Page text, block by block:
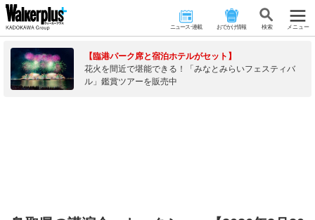
ニュース･連載 おでかけ情報 検 索 メニュー
【臨港パーク席と宿泊ホテルがセット】
花火を間近で堪能できる！「みなとみらいフェスティバ
ル」鑑賞ツアーを販売中